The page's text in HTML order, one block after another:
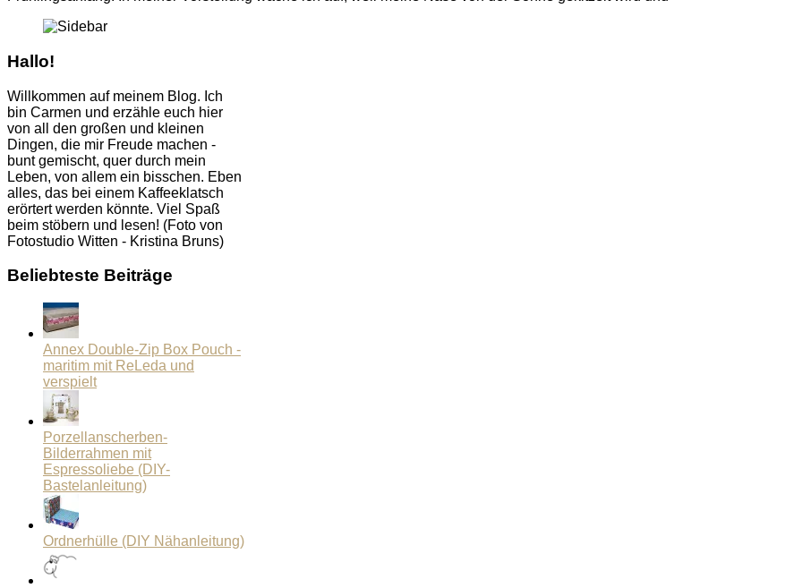
Hallo!
Willkommen auf meinem Blog. Ich
bin Carmen und erzähle euch hier
von all den großen und kleinen
Dingen, die mir Freude machen -
bunt gemischt, quer durch mein
Leben, von allem ein bisschen. Eben
alles, das bei einem Kaffeeklatsch
erörtert werden könnte. Viel Spaß
beim stöbern und lesen! (Foto von
Fotostudio Witten - Kristina Bruns)
Beliebteste Beiträge
Annex Double-Zip Box Pouch -
maritim mit ReLeda und
verspielt
Porzellanscherben-
Bilderrahmen mit
Espressoliebe (DIY-
Bastelanleitung)
Ordnerhülle (DIY Nähanleitung)